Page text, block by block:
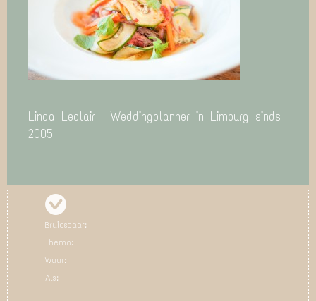
Linda Leclair – Weddingplanner in Limburg sinds
2005
Bruidspaar:
Thema:
Waar:
Als: